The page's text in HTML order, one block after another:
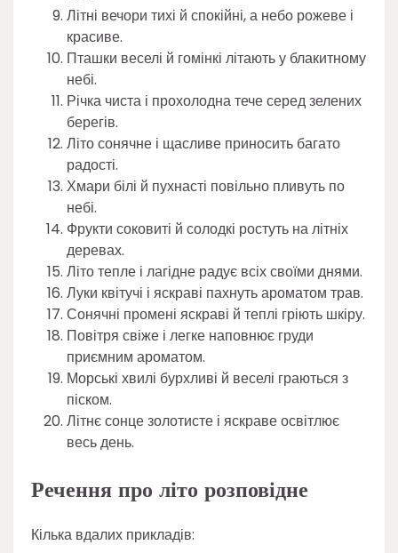
Літні вечори тихі й спокійні, а небо рожеве і
красиве.
Пташки веселі й гомінкі літають у блакитному
небі.
Річка чиста і прохолодна тече серед зелених
берегів.
Літо сонячне і щасливе приносить багато
радості.
Хмари білі й пухнасті повільно пливуть по
небі.
Фрукти соковиті й солодкі ростуть на літніх
деревах.
Літо тепле і лагідне радує всіх своїми днями.
Луки квітучі і яскраві пахнуть ароматом трав.
Сонячні промені яскраві й теплі гріють шкіру.
Повітря свіже і легке наповнює груди
приємним ароматом.
Морські хвилі бурхливі й веселі граються з
піском.
Літнє сонце золотисте і яскраве освітлює
весь день.
Речення про літо розповідне
Кілька вдалих прикладів: